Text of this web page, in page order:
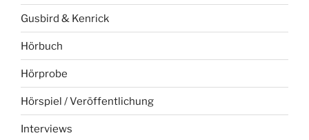
Gusbird & Kenrick
Hörbuch
Hörprobe
Hörspiel / Veröffentlichung
Interviews